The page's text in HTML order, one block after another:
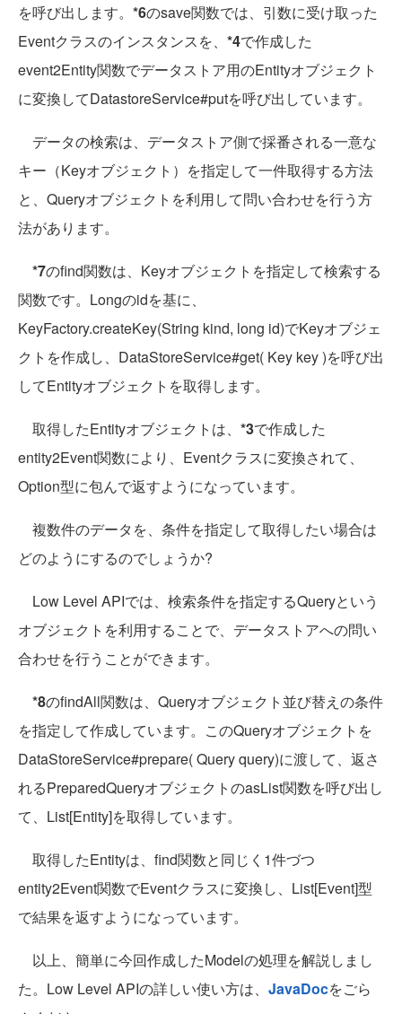
を呼び出します。 *6のsave関数では、引数に受け取った
Eventクラスのインスタンスを、 *4で作成した
event2Entity関数でデータストア用のEntityオブジェクト
に変換してDatastoreService#putを呼び出しています。
データの検索は、データストア側で採番される一意な
キー（Keyオブジェクト）を指定して一件取得する方法
と、Queryオブジェクトを利用して問い合わせを行う方
法があります。
*7のfind関数は、Keyオブジェクトを指定して検索する
関数です。Longのidを基に、
KeyFactory.createKey(String kind, long id)でKeyオブジェ
クトを作成し、DataStoreService#get( Key key )を呼び出
してEntityオブジェクトを取得します。
取得したEntityオブジェクトは、 *3で作成した
entity2Event関数により、Eventクラスに変換されて、
Option型に包んで返すようになっています。
複数件のデータを、条件を指定して取得したい場合は
どのようにするのでしょうか?
Low Level APIでは、検索条件を指定するQueryという
オブジェクトを利用することで、データストアへの問い
合わせを行うことができます。
*8のfindAll関数は、Queryオブジェクト並び替えの条件
を指定して作成しています。このQueryオブジェクトを
DataStoreService#prepare( Query query)に渡して、返さ
れるPreparedQueryオブジェクトのasList関数を呼び出し
て、List[Entity]を取得しています。
取得したEntityは、find関数と同じく1件づつ
entity2Event関数でEventクラスに変換し、List[Event]型
で結果を返すようになっています。
以上、簡単に今回作成したModelの処理を解説しまし
た。Low Level APIの詳しい使い方は、 JavaDocをごら